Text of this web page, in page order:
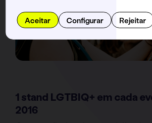
1 stand LGTBIQ+ em cada
2016
Aceitar Configurar Rejeitar